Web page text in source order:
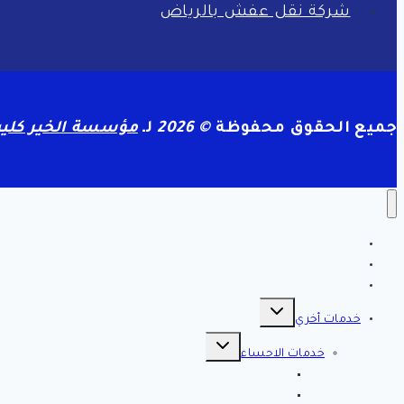
شركة نقل عفش بالرياض
جميع الحقوق محفوظة© 2026 لـمؤسسة الخير
خدمات أخري
تبديل
خدمات الاحساء
تبديل